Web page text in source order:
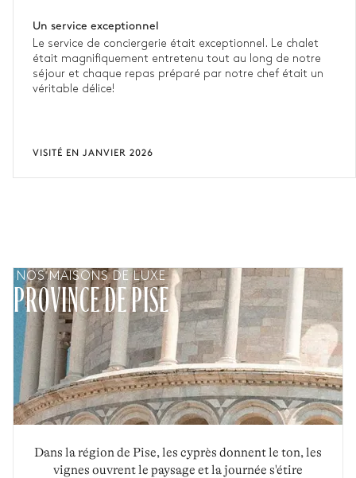
Un service exceptionnel
Le service de conciergerie était exceptionnel. Le chalet
était magnifiquement entretenu tout au long de notre
séjour et chaque repas préparé par notre chef était un
véritable délice!
VISITÉ EN JANVIER 2026
NOS MAISONS DE LUXE
PROVINCE DE PISE
Dans la région de Pise, les cyprès donnent le ton, les
vignes ouvrent le paysage et la journée s'étire